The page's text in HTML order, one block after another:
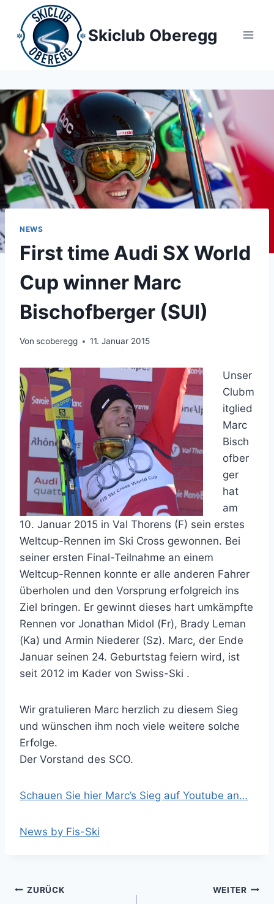
Inhalt
springen
Skiclub Oberegg
NEWS
First time Audi SX World
Cup winner Marc
Bischofberger (SUI)
Von scoberegg 11. Januar 2015
Unser
Clubm
itglied
Marc
Bisch
ofber
ger
hat
am
10. Januar 2015 in Val Thorens (F) sein erstes
Weltcup-Rennen im Ski Cross gewonnen. Bei
seiner ersten Final-Teilnahme an einem
Weltcup-Rennen konnte er alle anderen Fahrer
überholen und den Vorsprung erfolgreich ins
Ziel bringen. Er gewinnt dieses hart umkämpfte
Rennen vor Jonathan Midol (Fr), Brady Leman
(Ka) und Armin Niederer (Sz). Marc, der Ende
Januar seinen 24. Geburtstag feiern wird, ist
seit 2012 im Kader von Swiss-Ski .
Wir gratulieren Marc herzlich zu diesem Sieg
und wünschen ihm noch viele weitere solche
Erfolge.
Der Vorstand des SCO.
Schauen Sie hier Marc’s Sieg auf Youtube an…
News by Fis-Ski
Beitragsnavigation
ZURÜCK WEITER